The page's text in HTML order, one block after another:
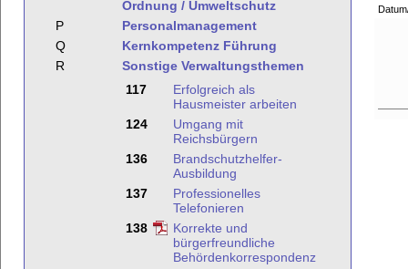
Ordnung / Umweltschutz
P
Personalmanagement
Q
Kernkompetenz Führung
R
Sonstige Verwaltungsthemen
117
Erfolgreich als
Hausmeister arbeiten
124
Umgang mit
Reichsbürgern
136
Brandschutzhelfer-
Ausbildung
137
Professionelles
Telefonieren
138
Korrekte und
bürgerfreundliche
Behördenkorrespondenz